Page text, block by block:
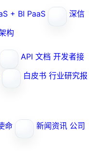
+ BI PaaS
深信
构
API 文档 开发者接
白皮书 行业研究报
命 新闻资讯 公司